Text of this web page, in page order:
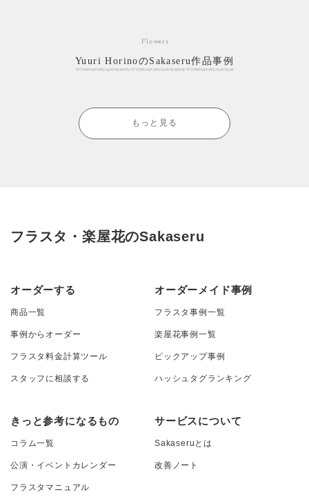
Flowers
Yuuri HorinoのSakaseru作品事例
もっと見る
フラスタ・楽屋花のSakaseru
オーダーする
商品一覧
事例からオーダー
フラスタ料金計算ツール
スタッフに相談する
オーダーメイド事例
フラスタ事例一覧
楽屋花事例一覧
ピックアップ事例
ハッシュタグランキング
きっと参考になるもの
コラム一覧
公演・イベントカレンダー
フラスタマニュアル
サービスについて
Sakaseruとは
改善ノート